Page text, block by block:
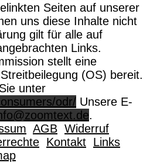
Seiten auf unserer
uns diese Inhalte nicht
gilt für alle auf
Links.
stellt eine
(OS) bereit.
unter
odr/ Unsere E-
.
AGB Widerruf
Kontakt Links